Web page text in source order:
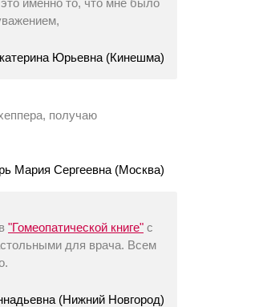
именно то, что мне было
Юрьевна (Кинешма)
получаю
Мария Сергеевна (Москва)
"Гомеопатической книге" с
для врача. Всем
(Нижний Новгород)